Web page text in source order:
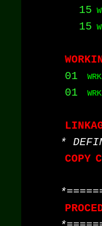
15
15
01
01
COPY